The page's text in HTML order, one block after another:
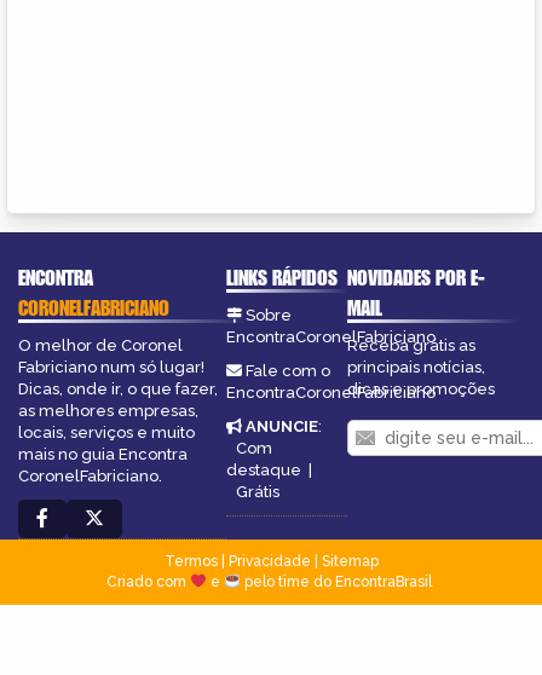
ENCONTRA
CORONELFABRICIANO
O melhor de Coronel
Fabriciano num só lugar!
Dicas, onde ir, o que fazer,
as melhores empresas,
locais, serviços e muito
mais no guia Encontra
CoronelFabriciano.
LINKS RÁPIDOS
Sobre
EncontraCoronelFabriciano
Fale com o
EncontraCoronelFabriciano
ANUNCIE:
Com
destaque |
Grátis
NOVIDADES POR E-
MAIL
Receba grátis as
principais notícias,
dicas e promoções
Termos| Privacidade
Sitemap
Criado com
e pelo time do EncontraBrasil